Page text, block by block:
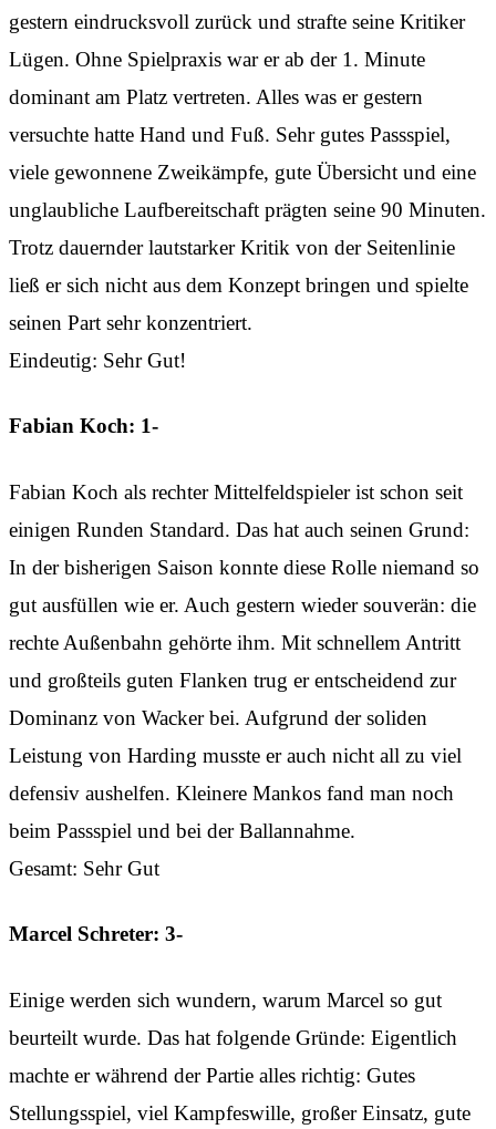
gestern eindrucksvoll zurück und strafte seine Kritiker
Lügen. Ohne Spielpraxis war er ab der 1. Minute
dominant am Platz vertreten. Alles was er gestern
versuchte hatte Hand und Fuß. Sehr gutes Passspiel,
viele gewonnene Zweikämpfe, gute Übersicht und eine
unglaubliche Laufbereitschaft prägten seine 90 Minuten.
Trotz dauernder lautstarker Kritik von der Seitenlinie
ließ er sich nicht aus dem Konzept bringen und spielte
seinen Part sehr konzentriert.
Eindeutig: Sehr Gut!
Fabian Koch: 1-
Fabian Koch als rechter Mittelfeldspieler ist schon seit
einigen Runden Standard. Das hat auch seinen Grund:
In der bisherigen Saison konnte diese Rolle niemand so
gut ausfüllen wie er. Auch gestern wieder souverän: die
rechte Außenbahn gehörte ihm. Mit schnellem Antritt
und großteils guten Flanken trug er entscheidend zur
Dominanz von Wacker bei. Aufgrund der soliden
Leistung von Harding musste er auch nicht all zu viel
defensiv aushelfen. Kleinere Mankos fand man noch
beim Passspiel und bei der Ballannahme.
Gesamt: Sehr Gut
Marcel Schreter: 3-
Einige werden sich wundern, warum Marcel so gut
beurteilt wurde. Das hat folgende Gründe: Eigentlich
machte er während der Partie alles richtig: Gutes
Stellungsspiel, viel Kampfeswille, großer Einsatz, gute